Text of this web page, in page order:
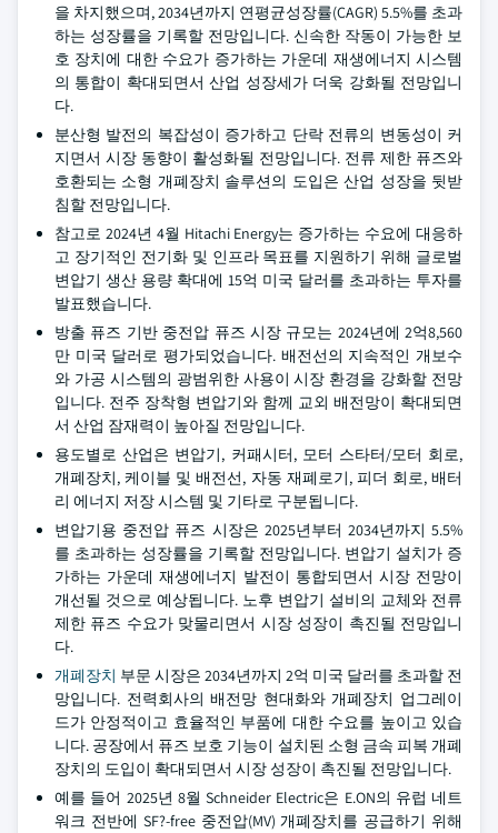
을 차지했으며, 2034년까지 연평균성장률(CAGR) 5.5%를 초과
하는 성장률을 기록할 전망입니다. 신속한 작동이 가능한 보
호 장치에 대한 수요가 증가하는 가운데 재생에너지 시스템
의 통합이 확대되면서 산업 성장세가 더욱 강화될 전망입니
다.
분산형 발전의 복잡성이 증가하고 단락 전류의 변동성이 커
지면서 시장 동향이 활성화될 전망입니다. 전류 제한 퓨즈와
호환되는 소형 개폐장치 솔루션의 도입은 산업 성장을 뒷받
침할 전망입니다.
참고로 2024년 4월 Hitachi Energy는 증가하는 수요에 대응하
고 장기적인 전기화 및 인프라 목표를 지원하기 위해 글로벌
변압기 생산 용량 확대에 15억 미국 달러를 초과하는 투자를
발표했습니다.
방출 퓨즈 기반 중전압 퓨즈 시장 규모는 2024년에 2억8,560
만 미국 달러로 평가되었습니다. 배전선의 지속적인 개보수
와 가공 시스템의 광범위한 사용이 시장 환경을 강화할 전망
입니다. 전주 장착형 변압기와 함께 교외 배전망이 확대되면
서 산업 잠재력이 높아질 전망입니다.
용도별로 산업은 변압기, 커패시터, 모터 스타터/모터 회로,
개폐장치, 케이블 및 배전선, 자동 재폐로기, 피더 회로, 배터
리 에너지 저장 시스템 및 기타로 구분됩니다.
변압기용 중전압 퓨즈 시장은 2025년부터 2034년까지 5.5%
를 초과하는 성장률을 기록할 전망입니다. 변압기 설치가 증
가하는 가운데 재생에너지 발전이 통합되면서 시장 전망이
개선될 것으로 예상됩니다. 노후 변압기 설비의 교체와 전류
제한 퓨즈 수요가 맞물리면서 시장 성장이 촉진될 전망입니
다.
개폐장치 부문 시장은 2034년까지 2억 미국 달러를 초과할 전
망입니다. 전력회사의 배전망 현대화와 개폐장치 업그레이
드가 안정적이고 효율적인 부품에 대한 수요를 높이고 있습
니다. 공장에서 퓨즈 보호 기능이 설치된 소형 금속 피복 개폐
장치의 도입이 확대되면서 시장 성장이 촉진될 전망입니다.
예를 들어 2025년 8월 Schneider Electric은 E.ON의 유럽 네트
워크 전반에 SF?-free 중전압(MV) 개폐장치를 공급하기 위해